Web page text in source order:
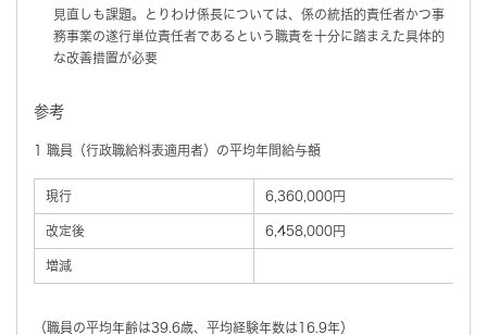
見直しも課題。とりわけ係長については、係の統括的責任者かつ事
務事業の遂行単位責任者であるという職責を十分に踏まえた具体的
な改善措置が必要
参考
1 職員（行政職給料表適用者）の平均年間給与額
現行 6,360,000円
改定後 6,458,000円
増減
（職員の平均年齢は39.6歳、平均経験年数は16.9年）